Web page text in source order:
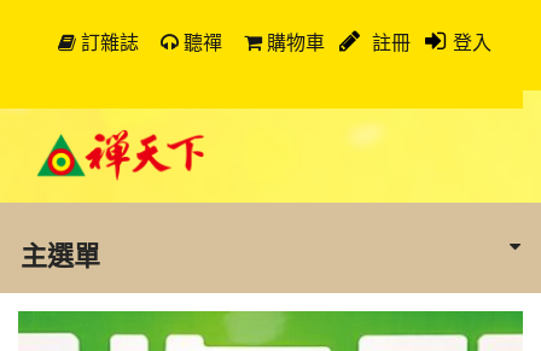
訂雜誌 聽禪 購物車 註冊 登入
主選單